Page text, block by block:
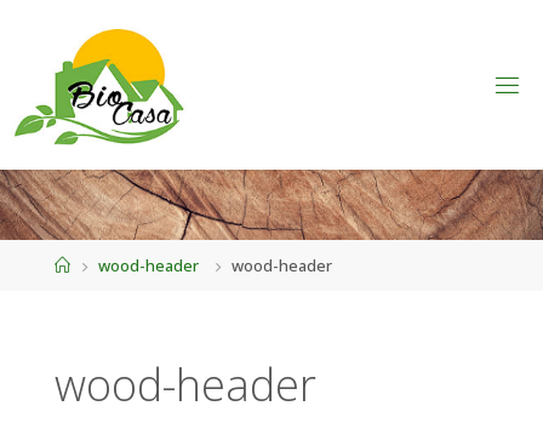
Homewood-header wood-header
wood-header